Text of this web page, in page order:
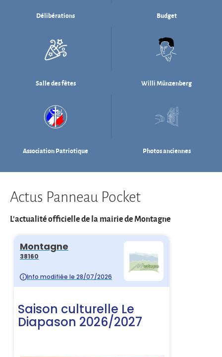
Salle des fêtes Willi Münzenberg
Association Patriotique Photos anciennes
Actus Panneau Pocket
L'actualité officielle de la mairie de Montagne